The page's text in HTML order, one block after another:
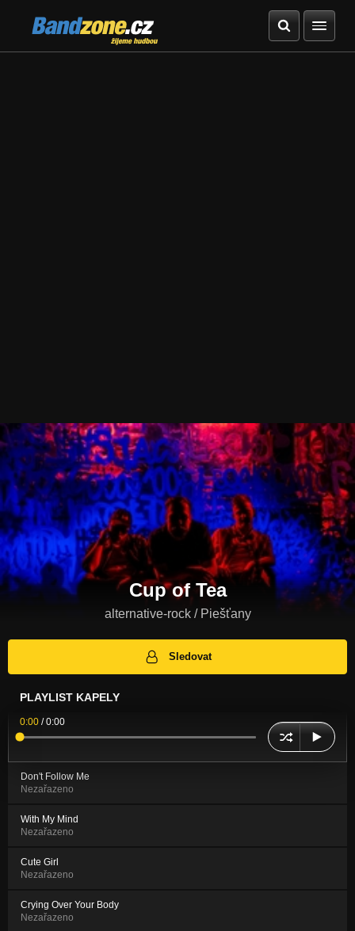
Bandzone.cz
žijeme hudbou
Cup of Tea
alternative-rock / Piešťany
Sledovat
PLAYLIST KAPELY
0:00 /0:00
Don't Follow Me
Nezařazeno
With My Mind
Nezařazeno
Cute Girl
Nezařazeno
Crying Over Your Body
Nezařazeno